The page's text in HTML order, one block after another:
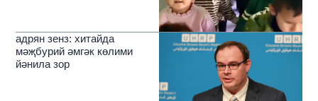
адрян зенз: хитайда
мәҗбурий әмгәк көлими
йәнила зор